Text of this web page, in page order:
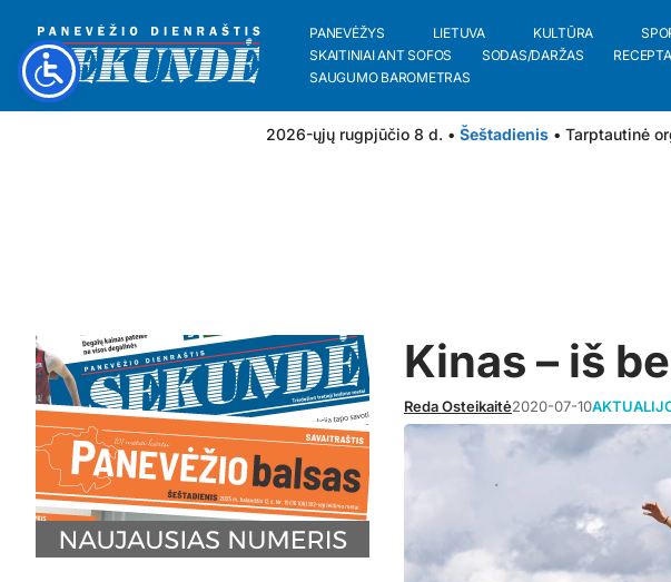
PANEVĖŽYS LIETUVA KULTŪRA
SKAITINIAI ANT SOFOS
SODAS/DARŽAS
SAUGUMO BAROMETRAS
2026-ųjų rugpjūčio 8 d. • Šeštadienis • Tarptautinė
Kinas – iš
Reda Osteikaitė2020-07-10